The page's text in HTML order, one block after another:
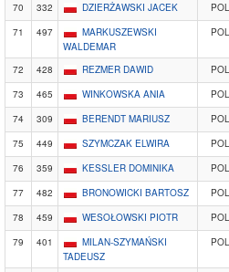
70
332 DZIERŻAWSKI JACEK POL
71
497
MARKUSZEWSKI
WALDEMAR
POL
72 428 REZMER DAWID POL
73
465 WINKOWSKA ANIA POL
74
309 BERENDT MARIUSZ POL
75
449 SZYMCZAK ELWIRA POL
76
359 KESSLER DOMINIKA POL
77
482 BRONOWICKI BARTOSZ POL
78
459 WESOŁOWSKI PIOTR POL
79
401
MILAN-SZYMAŃSKI
TADEUSZ
POL